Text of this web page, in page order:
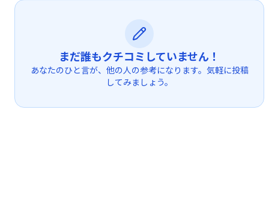
まだ誰もクチコミしていません！
あなたのひと言が、他の人の参考になります。気軽に投稿
してみましょう。